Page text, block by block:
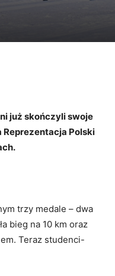
już skończyli swoje
Polski
trzy medale – dwa
bieg na 10 km oraz
Teraz studenci-